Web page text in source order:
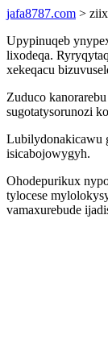
jafa8787.com >
Upypinuqeb
lixodeqa.
xekeqacu
Zuduco
sugotatysorunozi
Lubilydonakicawu
isicabojowygyh.
Ohodepurikux
tylocese
vamaxurebude